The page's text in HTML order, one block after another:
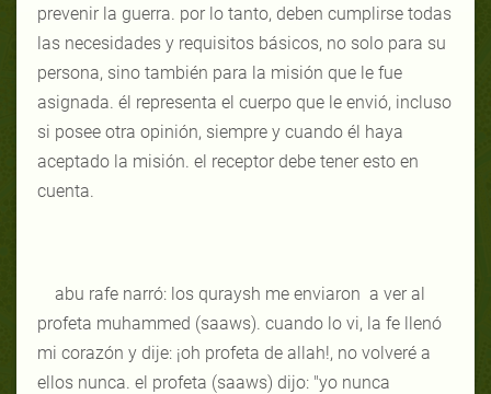
prevenir la guerra. por lo tanto, deben cumplirse todas
las necesidades y requisitos básicos, no solo para su
persona, sino también para la misión que le fue
asignada. él representa el cuerpo que le envió, incluso
si posee otra opinión, siempre y cuando él haya
aceptado la misión. el receptor debe tener esto en
cuenta.
abu rafe narró: los quraysh me enviaron a ver al
profeta muhammed (saaws). cuando lo vi, la fe llenó
mi corazón y dije: ¡oh profeta de allah!, no volveré a
ellos nunca. el profeta (saaws) dijo: "yo nunca